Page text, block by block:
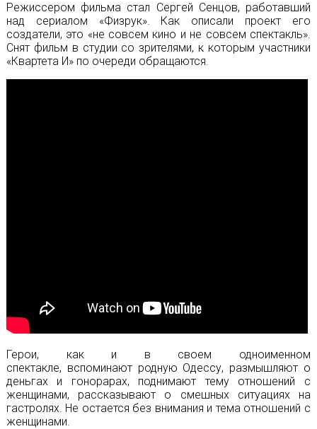
Режиссером фильма стал Сергей Сенцов, работавший
над сериалом «Физрук». Как описали проект его
создатели, это «не совсем кино и не совсем спектакль».
Снят фильм в студии со зрителями, к которым участники
«Квартета И» по очереди обращаются.
Герои, как и в своем одноименном
спектакле, вспоминают родную Одессу, размышляют о
деньгах и гонорарах, поднимают тему отношений с
женщинами, рассказывают о смешных ситуациях на
гастролях. Не остается без внимания и тема отношений с
женщинами.